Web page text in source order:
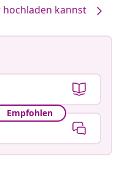
kannst
Empfohlen